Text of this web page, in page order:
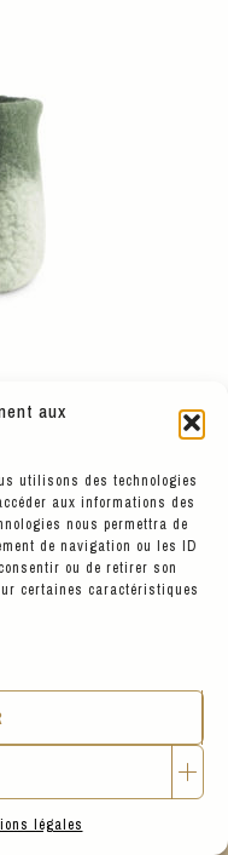
aux
utilisons des technologies
aux informations des
nous permettra de
de navigation ou les ID
ou de retirer son
certaines caractéristiques
légales
24€
est pensée
facilement.
imaginer des